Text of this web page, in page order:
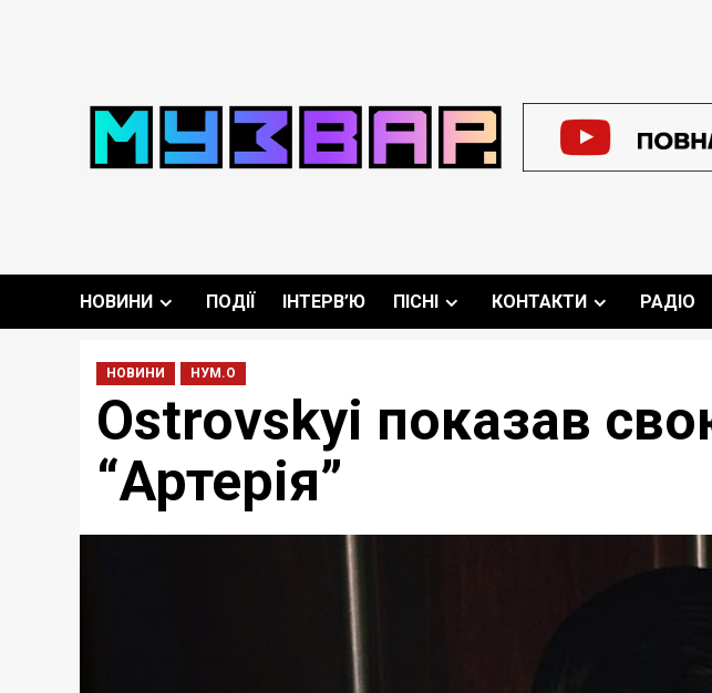
НОВИНИ ПОДІЇ ІНТЕРВ’Ю ПІСНІ КОНТАКТИ РАДІО
НОВИНИ НУМ.О
Ostrovskyi показав
“Артерія”